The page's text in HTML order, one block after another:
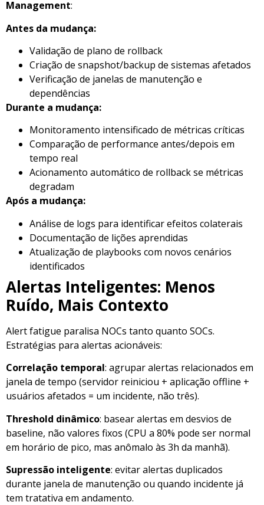
Management:
Antes da mudança:
Validação de plano de rollback
Criação de snapshot/backup de sistemas afetados
Verificação de janelas de manutenção e
dependências
Durante a mudança:
Monitoramento intensificado de métricas críticas
Comparação de performance antes/depois em
tempo real
Acionamento automático de rollback se métricas
degradam
Após a mudança:
Análise de logs para identificar efeitos colaterais
Documentação de lições aprendidas
Atualização de playbooks com novos cenários
identificados
Alertas Inteligentes: Menos
Ruído, Mais Contexto
Alert fatigue paralisa NOCs tanto quanto SOCs.
Estratégias para alertas acionáveis:
Correlação temporal: agrupar alertas relacionados em
janela de tempo (servidor reiniciou + aplicação offline +
usuários afetados = um incidente, não três).
Threshold dinâmico: basear alertas em desvios de
baseline, não valores fixos (CPU a 80% pode ser normal
em horário de pico, mas anômalo às 3h da manhã).
Supressão inteligente: evitar alertas duplicados
durante janela de manutenção ou quando incidente já
tem tratativa em andamento.